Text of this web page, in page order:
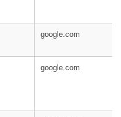
google.com
google.com